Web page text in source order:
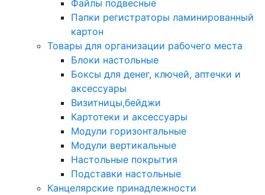
Файлы подвесные
Папки регистраторы ламинированный
картон
Товары для организации рабочего места
Блоки настольные
Боксы для денег, ключей, аптечки и
аксессуары
Визитницы,бейджи
Картотеки и аксессуары
Модули горизонтальные
Модули вертикальные
Настольные покрытия
Подставки настольные
Канцелярские принадлежности